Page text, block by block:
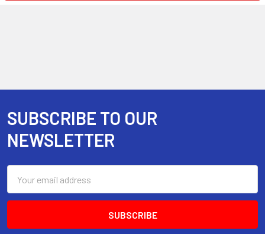
Footer
SUBSCRIBE TO OUR
NEWSLETTER
Address